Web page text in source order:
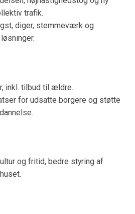
trafik.
diger, stemmeværk og
inkl. tilbud til ældre.
for udsatte borgere og støtte
og fritid, bedre styring af